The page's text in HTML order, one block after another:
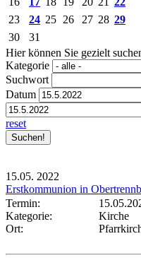
23
24 25 26 27 28 29
30
31
Hier können Sie gezielt
Kategorie
Suchwort
Datum
reset
15.05. 2022
Erstkommunion in
Termin:
Kategorie:
Kirche
Ort: